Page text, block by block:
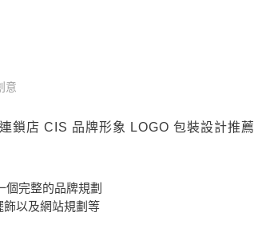
意
鎖店 CIS 品牌形象 LOGO 包裝設計推薦
個完整的品牌規劃
飾以及網站規劃等